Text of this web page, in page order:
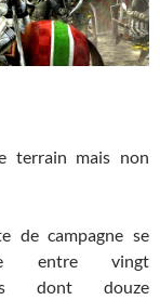
terrain mais non
de campagne se
entre vingt
dont douze